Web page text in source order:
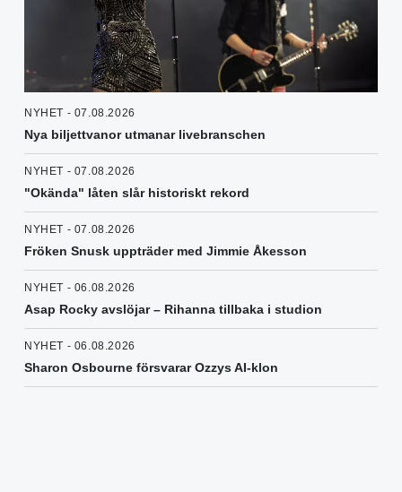
NYHET - 07.08.2026
Nya biljettvanor utmanar livebranschen
NYHET - 07.08.2026
"Okända" låten slår historiskt rekord
NYHET - 07.08.2026
Fröken Snusk uppträder med Jimmie Åkesson
NYHET - 06.08.2026
Asap Rocky avslöjar – Rihanna tillbaka i studion
NYHET - 06.08.2026
Sharon Osbourne försvarar Ozzys AI-klon